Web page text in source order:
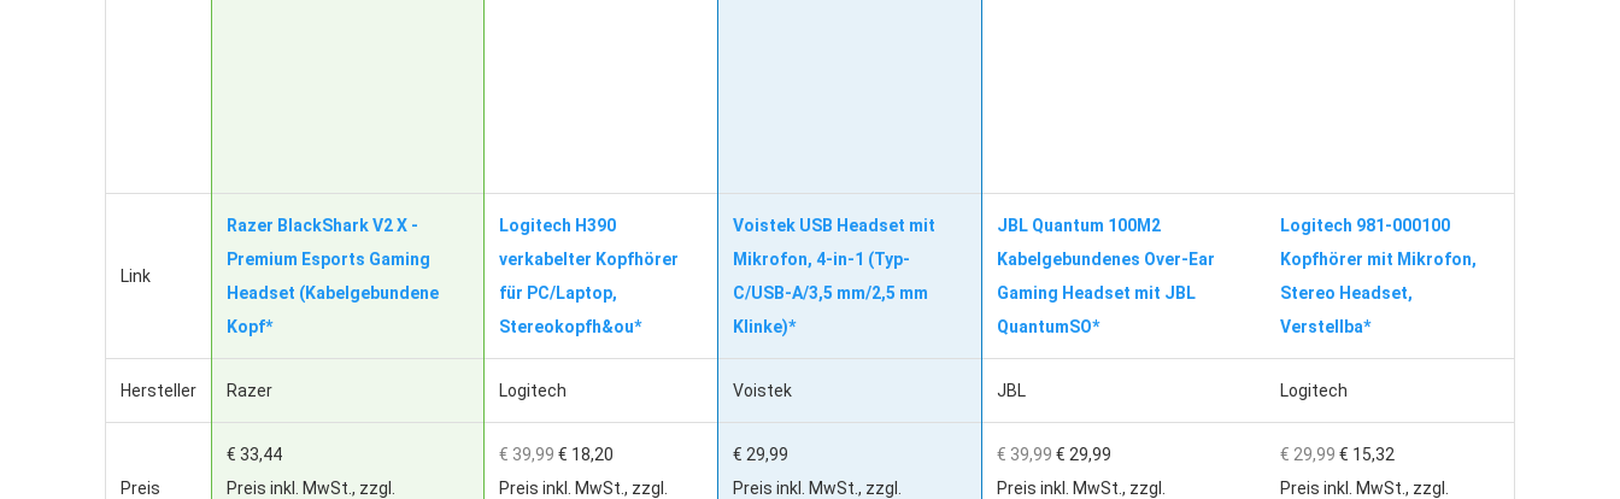
Link
Razer BlackShark V2 X -
Premium Esports Gaming
Headset (Kabelgebundene
Kopf*
Logitech H390
verkabelter Kopfhörer
für PC/Laptop,
Stereokopfh&ou*
Voistek USB Headset mit
Mikrofon, 4-in-1 (Typ-
C/USB-A/3,5 mm/2,5 mm
Klinke)*
JBL Quantum 100M2
Kabelgebundenes Over-Ear
Gaming Headset mit JBL
QuantumSO*
Logitech 981-000100
Kopfhörer mit Mikrofon,
Stereo Headset,
Verstellba*
Hersteller Razer Logitech Voistek JBL Logitech
Preis
€ 33,44
Preis inkl. MwSt., zzgl.
€ 39,99 € 18,20
Preis inkl. MwSt., zzgl.
€ 29,99
Preis inkl. MwSt., zzgl.
€ 39,99 € 29,99
Preis inkl. MwSt., zzgl.
€ 29,99 € 15,32
Preis inkl. MwSt., zzgl.